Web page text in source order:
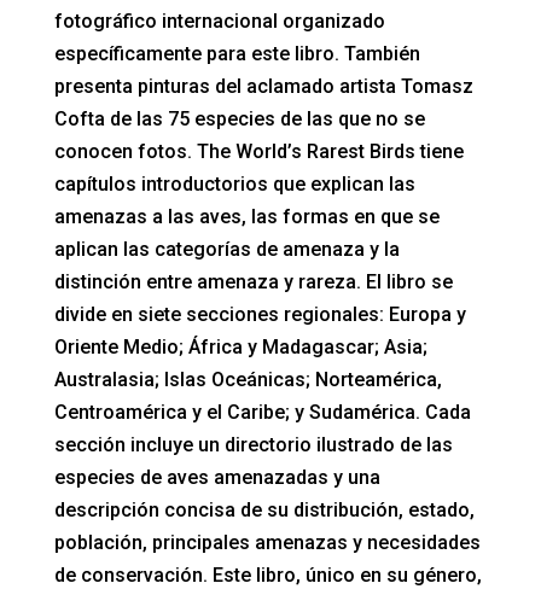
fotográfico internacional organizado
específicamente para este libro. También
presenta pinturas del aclamado artista Tomasz
Cofta de las 75 especies de las que no se
conocen fotos. The World’s Rarest Birds tiene
capítulos introductorios que explican las
amenazas a las aves, las formas en que se
aplican las categorías de amenaza y la
distinción entre amenaza y rareza. El libro se
divide en siete secciones regionales: Europa y
Oriente Medio; África y Madagascar; Asia;
Australasia; Islas Oceánicas; Norteamérica,
Centroamérica y el Caribe; y Sudamérica. Cada
sección incluye un directorio ilustrado de las
especies de aves amenazadas y una
descripción concisa de su distribución, estado,
población, principales amenazas y necesidades
de conservación. Este libro, único en su género,